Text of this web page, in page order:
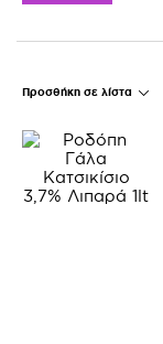
Προσθήκη σε λίστα